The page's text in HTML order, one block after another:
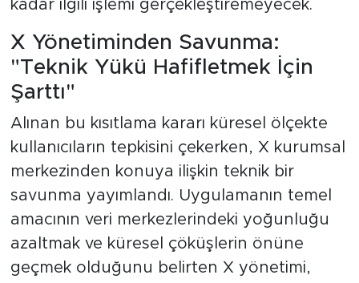
kadar ilgili işlemi gerçekleştiremeyecek.
X Yönetiminden Savunma:
"Teknik Yükü Hafifletmek İçin
Şarttı"
Alınan bu kısıtlama kararı küresel ölçekte
kullanıcıların tepkisini çekerken, X kurumsal
merkezinden konuya ilişkin teknik bir
savunma yayımlandı. Uygulamanın temel
amacının veri merkezlerindeki yoğunluğu
azaltmak ve küresel çöküşlerin önüne
geçmek olduğunu belirten X yönetimi,